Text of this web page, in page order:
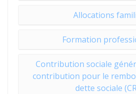
Allocations
Formation
Contribution sociale
contribution pour le
dette sociale